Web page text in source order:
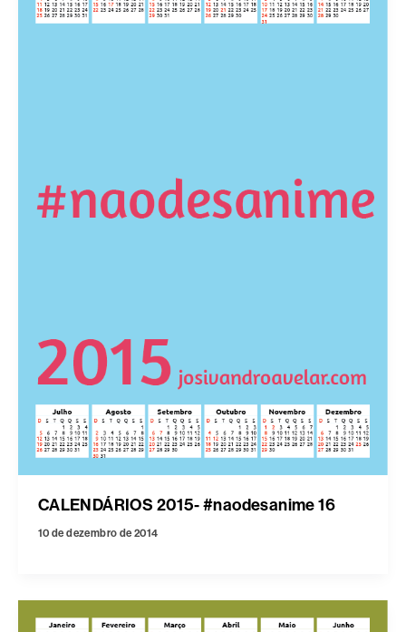
CALENDÁRIOS 2015- #naodesanime 16
10 de dezembro de 2014